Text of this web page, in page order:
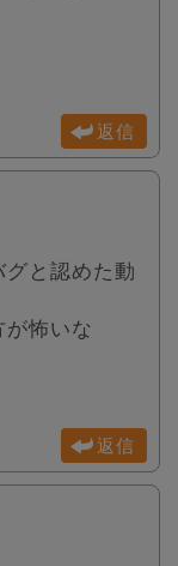
返信
と認めた動
怖いな
返信